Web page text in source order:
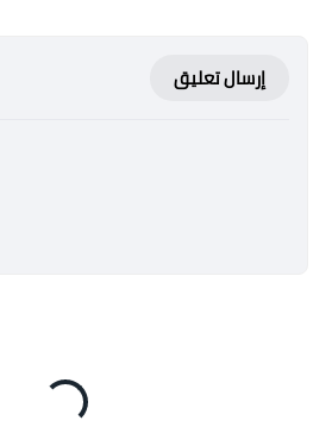
إرسال تعليق